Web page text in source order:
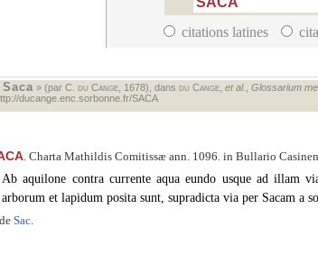
citations latines
Saca » (par C. du Cange, 1678), dans du Cange, et al. Glossarium
ducange.enc.sorbonne.fr/SACA
. Charta Mathildis Comitissæ ann. 1096. in Bullario
Ab aquilone contra currente aqua eundo usque ad illam
arborum et lapidum posita sunt, supradicta via per Sacam a
Sac.